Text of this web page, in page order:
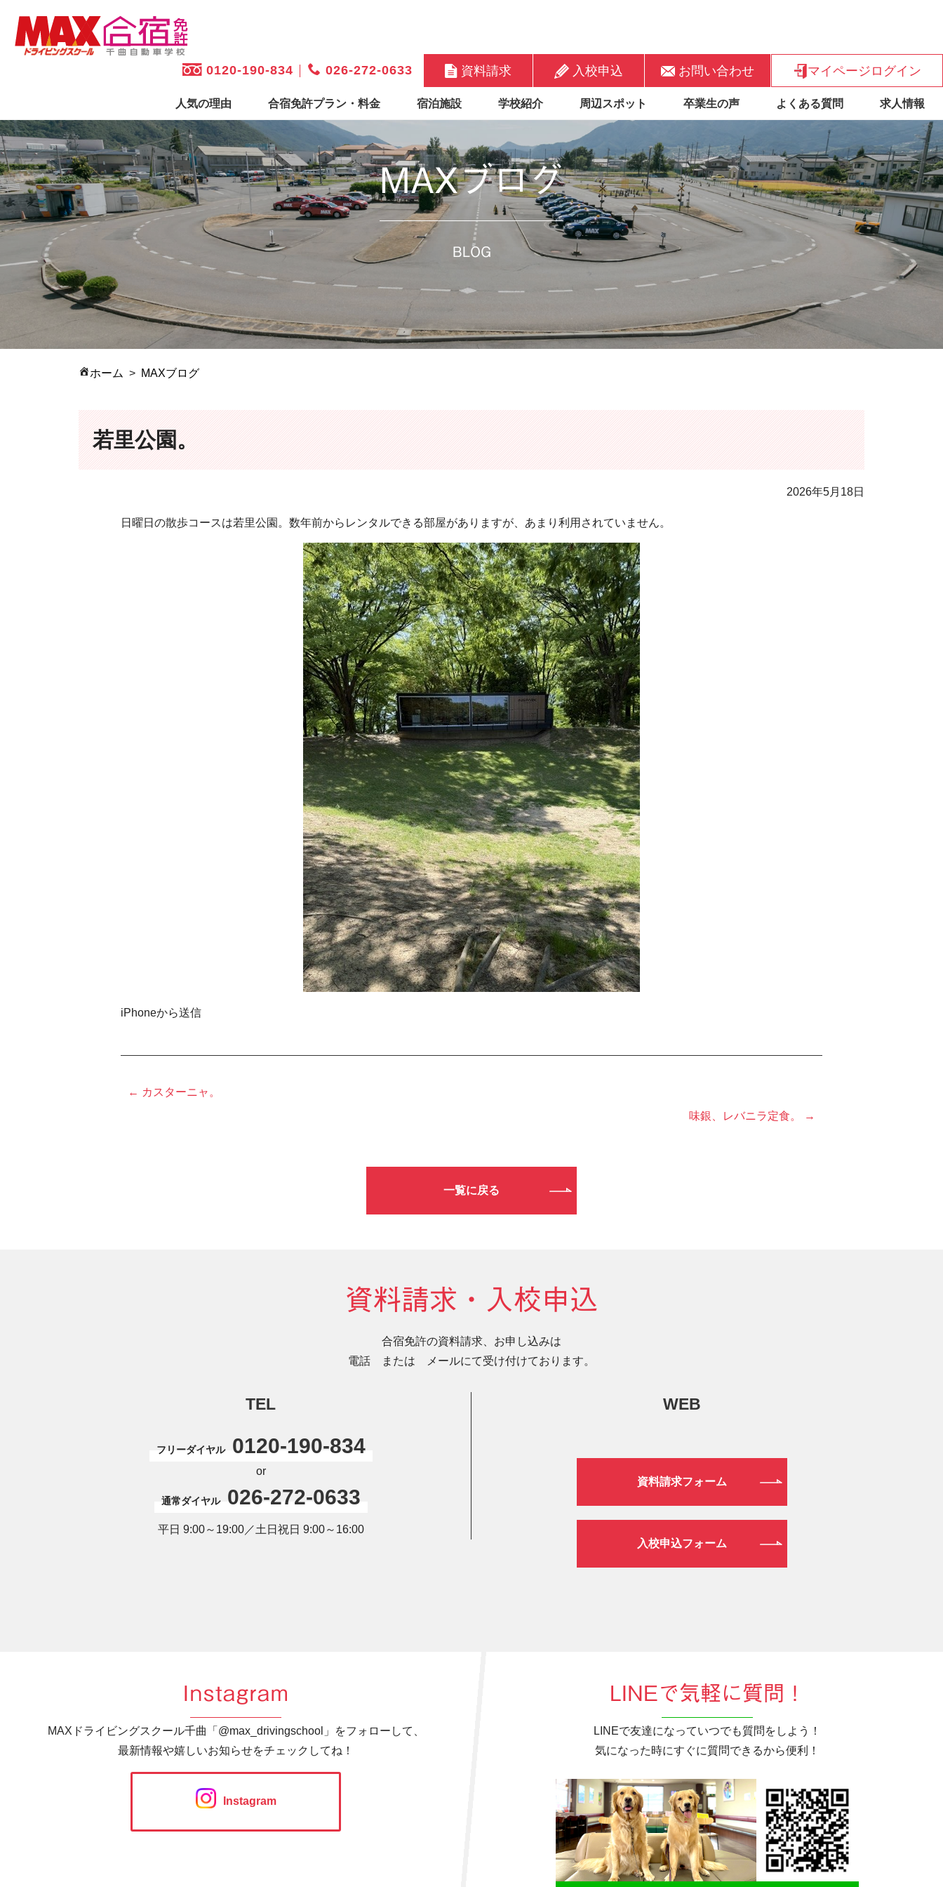
0120-190-834 026-272-0633 資料請求 入校申込 お問い合わせ マイページログイン
人気の理由 合宿免許プラン・料金 宿泊施設 学校紹介 周辺スポット 卒業生の声 よくある質問 求人情報
MAXブログ
BLOG
ホーム MAXブログ
若里公園。
2026年5月18日
日曜日の散歩コースは若里公園。数年前からレンタルできる部屋がありますが、あまり利用されていません。
iPhoneから送信
← カスターニャ。
味銀、レバニラ定食。 →
一覧に戻る
資料請求・入校申込
合宿免許の資料請求、お申し込みは
電話 または メールにて受け付けております。
TEL
フリーダイヤル 0120-190-834
or
通常ダイヤル 026-272-0633
平日 9:00～19:00／土日祝日 9:00～16:00
WEB
資料請求フォーム
入校申込フォーム
Instagram
MAXドライビングスクール千曲「@max_drivingschool」をフォローして、
最新情報や嬉しいお知らせをチェックしてね！
Instagram
LINEで気軽に質問！
LINEで友達になっていつでも質問をしよう！
気になった時にすぐに質問できるから便利！